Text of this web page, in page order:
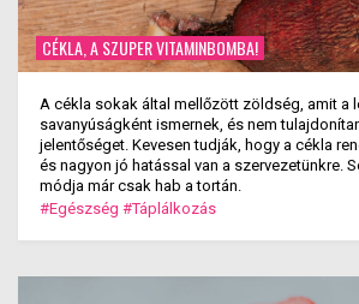
CÉKLA, A SZUPER VITAMINBOMBA!
A cékla sokak által mellőzött zöldség, amit a
savanyúságként ismernek, és nem
jelentőséget. Kevesen tudják, hogy a cékla
és nagyon jó hatással van a szervezetünkre.
módja már csak hab a tortán.
#Egészség #Táplálkozás